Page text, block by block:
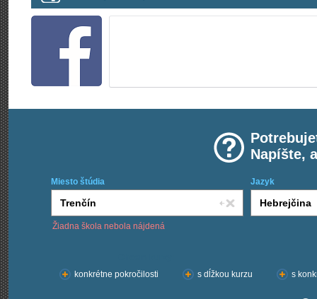
Napíšte,
Miesto štúdia Jazyk
Žiadna škola nebola nájdená
konkrétne pokročilosti
s dĺžkou kurzu s